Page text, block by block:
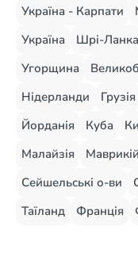
Україна - Карпати
Україна
Шрі-Ланка
Угорщина
Нідерланди
Грузія
Йорданія
Куба
Малайзія
Маврикій
Сейшельські о-ви
Таїланд
Франція